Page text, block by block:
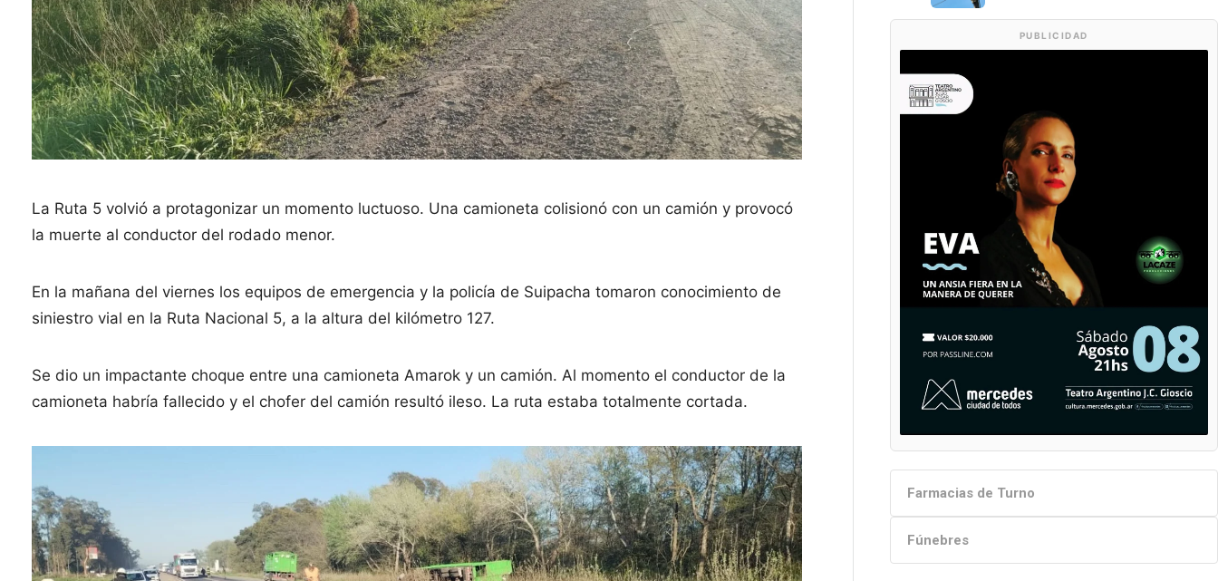
La Ruta 5 volvió a protagonizar un momento luctuoso. Una camioneta colisionó con un camión y provocó
la muerte al conductor del rodado menor.
En la mañana del viernes los equipos de emergencia y la policía de Suipacha tomaron conocimiento de
siniestro vial en la Ruta Nacional 5, a la altura del kilómetro 127.
Se dio un impactante choque entre una camioneta Amarok y un camión. Al momento el conductor de la
camioneta habría fallecido y el chofer del camión resultó ileso. La ruta estaba totalmente cortada.
PUBLICIDAD
Farmacias de Turno
Fúnebres